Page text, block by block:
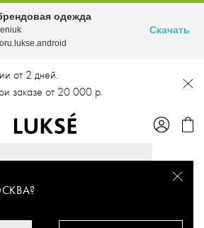
от 2 дней.
заказе от 20 000 р.
?
одежда
Скачать